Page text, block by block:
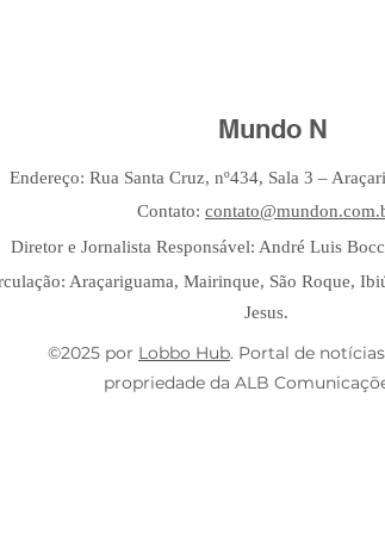
Mundo N
Endereço: Rua Santa Cruz, nº434, Sala 3 –
Contato:
Diretor e Jornalista Responsável: André Luis
Araçariguama, Mairinque, São Roque,
Jesus.
©2025 por Lobbo Hub. Portal de
propriedade da ALB